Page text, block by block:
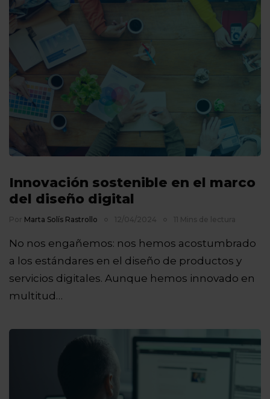
Innovación sostenible en el marco
del diseño digital
Por Marta Solís Rastrollo 12/04/2024 11 Mins de lectura
No nos engañemos: nos hemos acostumbrado
a los estándares en el diseño de productos y
servicios digitales. Aunque hemos innovado en
multitud…